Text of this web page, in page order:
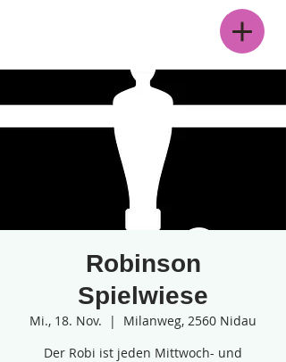
Robinson
Spielwiese
Mi., 18. Nov.
  |
Milanweg, 2560 Nidau
Der Robi ist jeden Mittwoch- und